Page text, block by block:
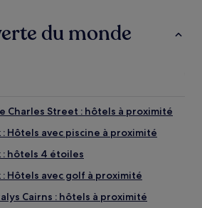
du monde
Charles Street : hôtels à proximité
: Hôtels avec piscine à proximité
: hôtels 4 étoiles
: Hôtels avec golf à proximité
Cairns : hôtels à proximité